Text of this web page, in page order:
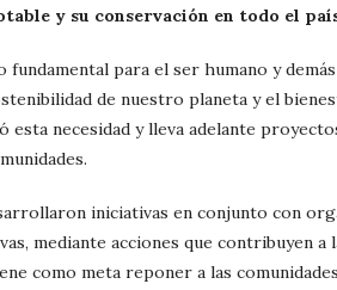
y su conservación en todo el
fundamental para el ser humano y
de nuestro planeta y el
esta necesidad y lleva adelante
iniciativas en conjunto con
mediante acciones que contribuyen
como meta reponer a las